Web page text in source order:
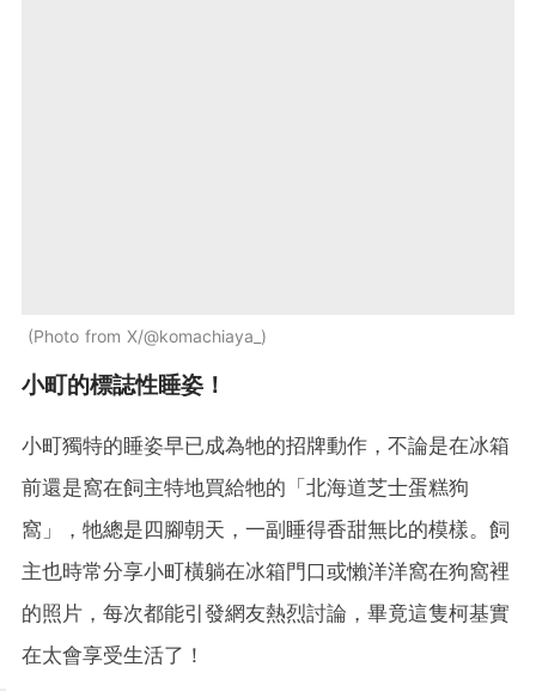
Photo from X/@komachiaya_
小町的標誌性睡姿！
小町獨特的睡姿早已成為牠的招牌動作，不論是在冰箱
前還是窩在飼主特地買給牠的「北海道芝士蛋糕狗
窩」，牠總是四腳朝天，一副睡得香甜無比的模樣。飼
主也時常分享小町橫躺在冰箱門口或懶洋洋窩在狗窩裡
的照片，每次都能引發網友熱烈討論，畢竟這隻柯基實
在太會享受生活了！